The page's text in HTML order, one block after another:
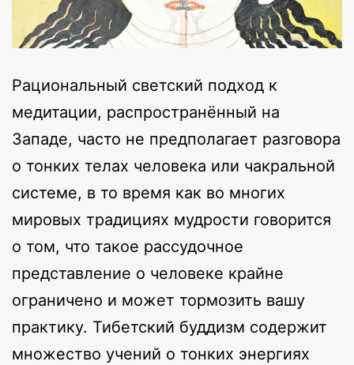
Рациональный светский подход к
медитации, распространённый на
Западе, часто не предполагает разговора
о тонких телах человека или чакральной
системе, в то время как во многих
мировых традициях мудрости говорится
о том, что такое рассудочное
представление о человеке крайне
ограничено и может тормозить вашу
практику. Тибетский буддизм содержит
множество учений о тонких энергиях